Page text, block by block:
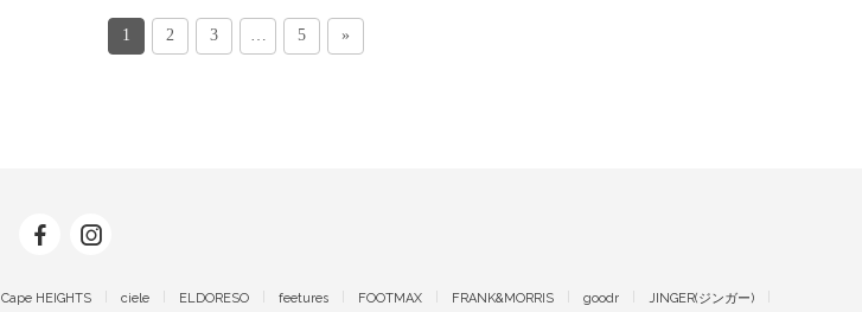
1 2 3 … 5 »
Cape HEIGHTS ciele ELDORESO feetures FOOTMAX FRANK&MORRIS goodr JINGER(ジンガー)